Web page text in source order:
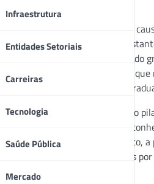
Infraestrutura
Entidades Setoriais
Carreiras
Tecnologia
Saúde Pública
Mercado
somados às doenças
da saúde busquem
do Einstein têm se tornado
um novo público,
diretora de ensino de pós-
com base em quatro
Einstein tem proporcionado o
a carreira. Até o momento,
mais eficaz, uma ou duas vezes